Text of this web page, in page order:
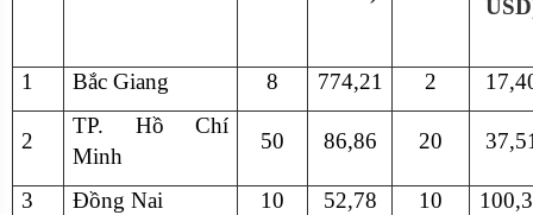
1 Bắc Giang 8 774,21 2
2
TP. Hồ Chí
Minh
50 86,86 20
3 Đồng Nai 10 52,78 10